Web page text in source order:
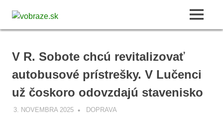
content
Malohontu
Novohradu
MENU
V R. Sobote chcú revitalizovať
autobusové prístrešky. V Lučenci
už čoskoro odovzdajú stavenisko
3. NOVEMBRA 2025 VOBRAZE.SK
DOPRAVA